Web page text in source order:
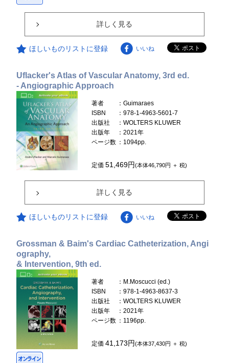
詳しく見る
ほしいものリストに登録 いいね
Uflacker's Atlas of Vascular Anatomy, 3rd ed.
- Angiographic Approach
著者
：Guimaraes
ISBN
：978-1-4963-5601-7
出版社
：WOLTERS KLUWER
出版年
：2021年
ページ数 ：1094pp.
定価51,469円(本体46,790円 ＋ 税)
詳しく見る
ほしいものリストに登録 いいね
Grossman & Baim's Cardiac Catheterization, Angi
ography,
& Intervention, 9th ed.
著者
：M.Moscucci (ed.)
ISBN
：978-1-4963-8637-3
出版社
：WOLTERS KLUWER
出版年
：2021年
ページ数 ：1196pp.
定価41,173円(本体37,430円 ＋ 税)